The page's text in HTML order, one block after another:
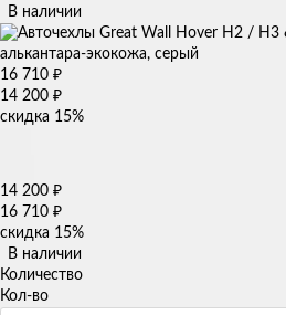
В наличии
16 710 ₽
14 200 ₽
скидка 15%
14 200 ₽
16 710 ₽
скидка 15%
В наличии
Количество
Кол-во